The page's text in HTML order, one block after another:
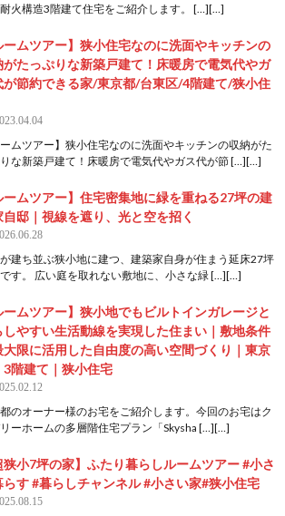
火構造3階建て住宅をご紹介します。 […][…]
ームツアー】狭小住宅なのに洗面やキッチンの
がたっぷりな新築戸建て！床暖房で電気代やガ
が節約できる家/東京都/台東区/4階建て/狭小住
ームツアー】狭小住宅なのに洗面やキッチンの収納がた
な新築戸建て！床暖房で電気代やガス代が節 […][…]
ームツアー】住宅密集地に緑を重ねる27坪の建
自邸｜視線を遮り、光と空を招く
建ち並ぶ狭小地に建つ、建築家自身が住まう延床27坪
す。 広い庭を取れない敷地に、小さな緑 […][…]
ームツアー】狭小地でもビルトインガレージと
しやすい生活動線を実現した住まい｜敷地条件
大限に活用した自由度の高い空間づくり｜東京
3階建て｜狭小住宅
のオーナー様のお宅をご紹介します。今回のお宅はク
ーホームの多層階住宅プラン「Skysha […][…]
狭小7坪の家】ふたり暮らしルームツアー #小さ
らす #暮らしチャンネル #小さい家#狭小住宅